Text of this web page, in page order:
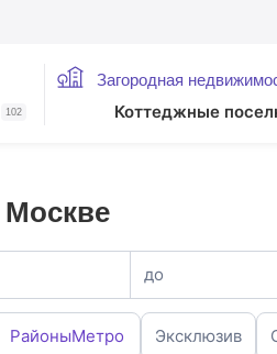
102
Загородная
Коттеджные
Москве
до
РайоныМетро Эксклюзив